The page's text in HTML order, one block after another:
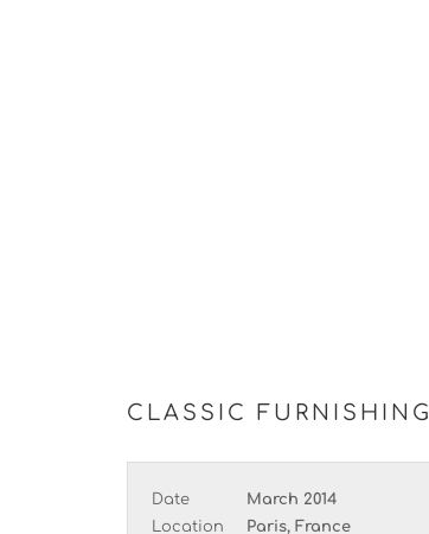
CLASSIC FURNISHING
Date
March 2014
Location
Paris, France